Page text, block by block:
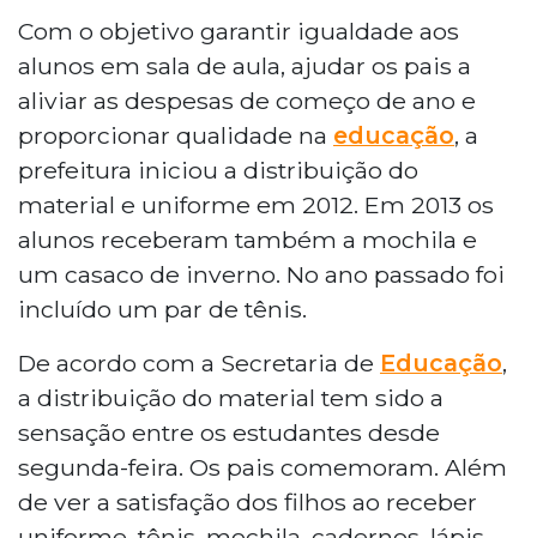
Com o objetivo garantir igualdade aos
alunos em sala de aula, ajudar os pais a
aliviar as despesas de começo de ano e
proporcionar qualidade na educação, a
prefeitura iniciou a distribuição do
material e uniforme em 2012. Em 2013 os
alunos receberam também a mochila e
um casaco de inverno. No ano passado foi
incluído um par de tênis.
De acordo com a Secretaria de Educação,
a distribuição do material tem sido a
sensação entre os estudantes desde
segunda-feira. Os pais comemoram. Além
de ver a satisfação dos filhos ao receber